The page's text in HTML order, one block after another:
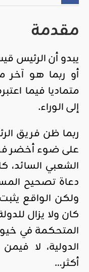
مقدمة
يبدو أن الرئيس
أو ربما هو
متماديا فيما
إلى الوراء.
ربما ظن فريق
على ضوء أخضر
الشعبي السائد،
دعاة تصحيح
ولكن الواقع
كان ولا يزال
المتحكمة في
الدولية، لا
أكثر…